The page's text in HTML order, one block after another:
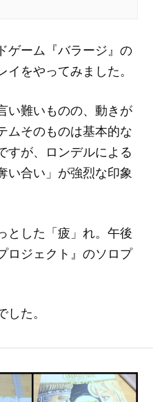
ゲーム『バラージ』の
をやってみました。
い難いものの、動きが
ムそのものは基本的な
すが、ロンデルによる
い合い」が強烈な印象
とした「疲」れ。午後
ロジェクト』のソロプ
した。